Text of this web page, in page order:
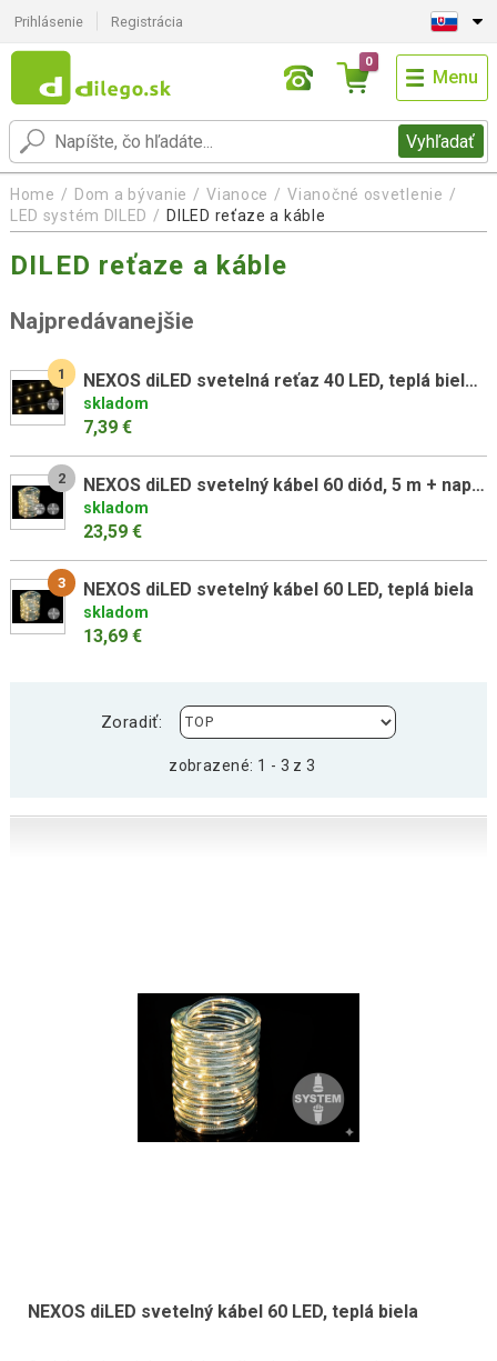
Prihlásenie Registrácia
Vyhľadať
0
Menu
Home Dom a bývanie Vianoce
Vianočné osvetlenie
LED systém DILED
DILED reťaze a káble
DILED reťaze a káble
Najpredávanejšie
1 NEXOS diLED svetelná reťaz 40 LED, teplá biela, bez trafa
skladom
7,39 €
2 NEXOS diLED svetelný kábel 60 diód, 5 m + napájanie
skladom
23,59 €
3 NEXOS diLED svetelný kábel 60 LED, teplá biela
skladom
13,69 €
Zoradiť:
zobrazené: 1 - 3 z 3
NEXOS diLED svetelný kábel 60 LED, teplá biela